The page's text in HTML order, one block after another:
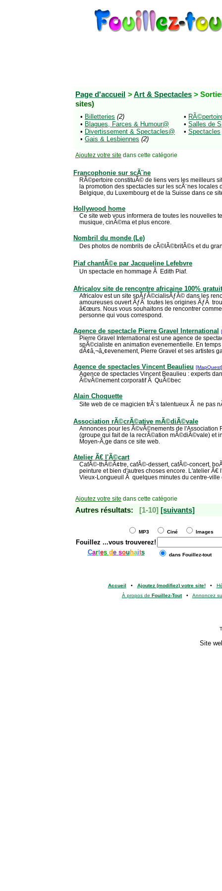
Page d'accueil >Art & Spectacles >
sites)
• Billetteries (2)
• Blagues, Farces & Humour@
• Divertissement & Spectacles@
• Gais & Lesbiennes (2)
•
• Salles de
• Spectacles
Ajoutez votre site dans cette catégorie
Francophonie sur scÃ¨ne
RÃ©pertoire constituÃ© de liens vers les meilleurs
la promotion des spectacles sur les scÃ¨nes locales
Belgique, du Luxembourg et de la Suisse dans ce
Hollywood home
Ce site web vous informera de toutes les nouvelles
musique, cinÃ©ma et plus encore.
Nombril du monde (Le)
Des photos de nombrils de cÃ©lÃ©britÃ©s et du
Piaf chantÃ©e par Jacqueline Lefebvre
Un spectacle en hommage Ã Edith Piaf.
Africalov site de rencontre africaine 100% gratuit
Africalov est un site spÃƒÂ©cialisÃƒÂ© dans les
amoureuses ouvert ÃƒÂ toutes les origines ÃƒÂ
â€œurs. Nous vous souhaitons de rencontrer
personne qui vous correspond.
Agence de spectacle Pierre Gravel International
Pierre Gravel International est une agence de
spÃ©cialiste en animation evenementielle. En
dÃ¢â‚¬â„¢evenement, Pierre Gravel et ses artistes
Agence de spectacles Vincent Beaulieu [MapQuest]
Agence de spectacles Vincent Beaulieu : experts
Ã©vÃ©nement corporatif Ã QuÃ©bec
Alain Choquette
Site web de ce magicien trÃ¨s talentueux Ã ne pas
Association rÃ©crÃ©ative mÃ©diÃ©vale
Annonces pour les Ã©vÃ©nements de
(groupe qui fait de la recrÃ©ation mÃ©diÃ©vale) et
Moyen-Ã‚ge dans ce site web.
Atelier Ã€ l'Ã©cart
CafÃ©-thÃ©Ã¢tre, cafÃ©-dessert, cafÃ©-concert,
peinture et bien d'autres choses encore. L'atelier Ã€
Vieux-Longueuil Ã quelques minutes du centre-ville
Ajoutez votre site dans cette catégorie
Autres résultats: [1-10] [suivants]
MP3 Ciné Images
Fouillez ...vous trouverez!
Cartes de sou haits dans Fouillez-tout
Accueil • Ajoutez (modifiez) votre site!•
À propos de Fouillez-Tout• Annoncez
Site